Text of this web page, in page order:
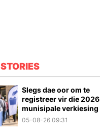
STORIES
Slegs dae oor om te
registreer vir die 2026
munisipale verkiesing
05-08-26 09:31